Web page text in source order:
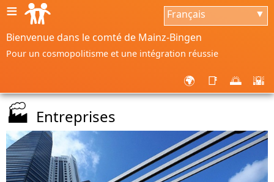
≡ Français ▼
Bienvenue dans le comté de Mainz-Bingen
Pour un cosmopolitisme et une intégration réussie
🌍 📑 🌅 🌇
🏭 Entreprises